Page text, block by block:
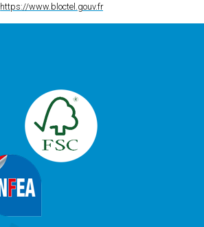
https://www.bloctel.gouv.fr